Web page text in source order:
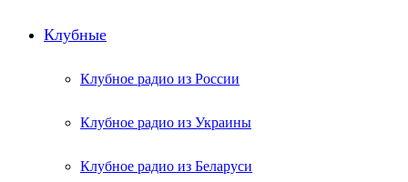
Клубные
Клубное радио из России
Клубное радио из Украины
Клубное радио из Беларуси